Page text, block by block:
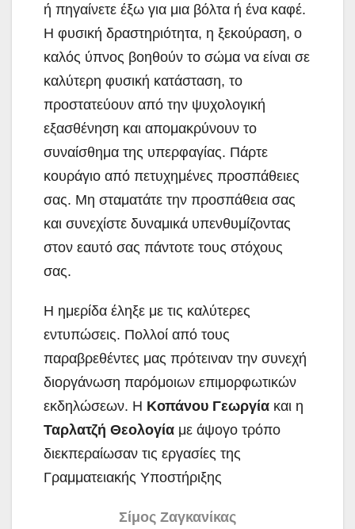
ή πηγαίνετε έξω για μια βόλτα ή ένα καφέ.
Η φυσική δραστηριότητα, η ξεκούραση, ο
καλός ύπνος βοηθούν το σώμα να είναι σε
καλύτερη φυσική κατάσταση, το
προστατεύουν από την ψυχολογική
εξασθένηση και απομακρύνουν το
συναίσθημα της υπερφαγίας. Πάρτε
κουράγιο από πετυχημένες προσπάθειες
σας. Μη σταματάτε την προσπάθεια σας
και συνεχίστε δυναμικά υπενθυμίζοντας
στον εαυτό σας πάντοτε τους στόχους
σας.
Η ημερίδα έληξε με τις καλύτερες
εντυπώσεις. Πολλοί από τους
παραβρεθέντες μας πρότειναν την συνεχή
διοργάνωση παρόμοιων επιμορφωτικών
εκδηλώσεων. Η Κοπάνου Γεωργία και η
Ταρλατζή Θεολογία με άψογο τρόπο
διεκπεραίωσαν τις εργασίες της
Γραμματειακής Υποστήριξης
Σίμος Ζαγκανίκας